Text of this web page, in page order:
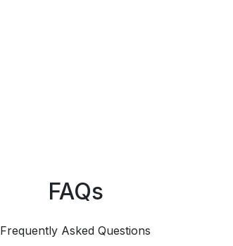
FAQs
Frequently Asked Questions